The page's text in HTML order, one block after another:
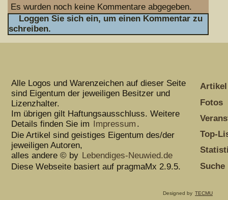
Es wurden noch keine Kommentare abgegeben.
Loggen Sie sich ein, um einen Kommentar zu
schreiben.
Alle Logos und Warenzeichen auf dieser Seite
sind Eigentum der jeweiligen Besitzer und
Lizenzhalter.
Im übrigen gilt Haftungsausschluss. Weitere
Details finden Sie im Impressum .
Die Artikel sind geistiges Eigentum des/der
jeweiligen Autoren,
alles andere © by Lebendiges-Neuwied.de
Diese Webseite basiert auf pragmaMx 2.9.5.
Fotos
Top-
Suche
Designed by TECMU